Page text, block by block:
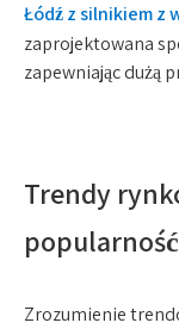
Łódź z silnikiem z
zaprojektowana
zapewniając dużą
Trendy
popularność
Zrozumienie